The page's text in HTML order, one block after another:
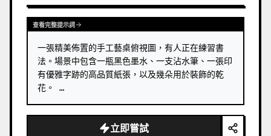
查看完整提示詞
一張精美佈置的手工藝桌俯視圖，有人正在練習書
法。場景中包含一瓶黑色墨水、一支沾水筆、一張印
有優雅字跡的高品質紙張，以及幾朵用於裝飾的乾
花。 …
立即嘗試